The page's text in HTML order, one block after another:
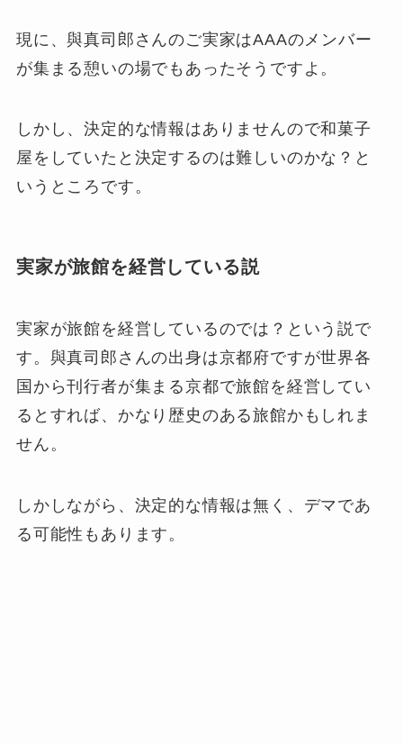
現に、與真司郎さんのご実家はAAAのメンバー
が集まる憩いの場でもあったそうですよ。
しかし、決定的な情報はありませんので和菓子
屋をしていたと決定するのは難しいのかな？と
いうところです。
実家が旅館を経営している説
実家が旅館を経営しているのでは？という説で
す。與真司郎さんの出身は京都府ですが世界各
国から刊行者が集まる京都で旅館を経営してい
るとすれば、かなり歴史のある旅館かもしれま
せん。
しかしながら、決定的な情報は無く、デマであ
る可能性もあります。